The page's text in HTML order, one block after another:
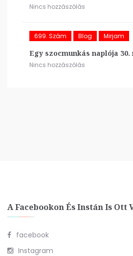
Nincs hozzászólás
699. Szám Blog Mirjam
Egy szocmunkás naplója 30.
Nincs hozzászólás
A Facebookon És Instán Is Ott
facebook
Instagram